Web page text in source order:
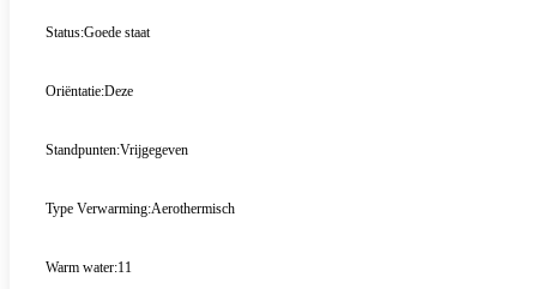
Status:Goede staat
Oriëntatie:Deze
Standpunten:Vrijgegeven
Type Verwarming:Aerothermisch
Warm water:11